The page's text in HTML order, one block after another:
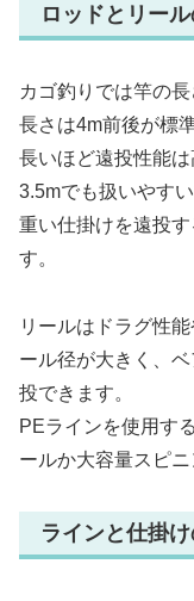
ロッドとリー
カゴ釣りでは竿の
長さは4m前後が標
長いほど遠投性能
3.5mでも扱いやすい
重い仕掛けを遠投
す。
リールはドラグ性
ール径が大きく、
投できます。
PEラインを使用す
ールか大容量スピ
ラインと仕掛